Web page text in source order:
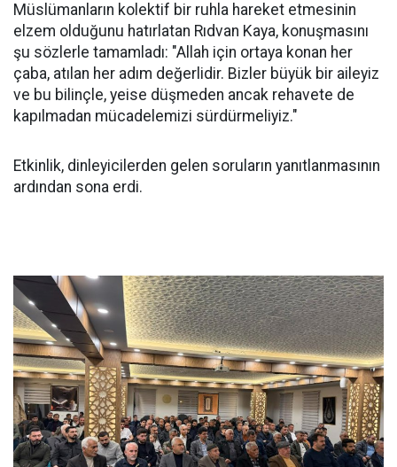
Müslümanların kolektif bir ruhla hareket etmesinin
elzem olduğunu hatırlatan Rıdvan Kaya, konuşmasını
şu sözlerle tamamladı: "Allah için ortaya konan her
çaba, atılan her adım değerlidir. Bizler büyük bir aileyiz
ve bu bilinçle, yeise düşmeden ancak rehavete de
kapılmadan mücadelemizi sürdürmeliyiz."
Etkinlik, dinleyicilerden gelen soruların yanıtlanmasının
ardından sona erdi.